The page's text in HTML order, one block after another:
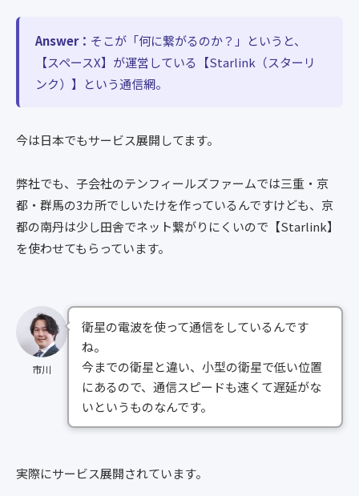
Answer： そこが「何に繋がるのか？」というと、
【スペースX】が運営している【Starlink（スターリ
ンク）】という通信網。
今は日本でもサービス展開してます。
弊社でも、子会社のテンフィールズファームでは三重・京
都・群馬の3カ所でしいたけを作っているんですけども、京
都の南丹は少し田舎でネット繋がりにくいので【Starlink】
を使わせてもらっています。
市川
衛星の電波を使って通信をしているんです
ね。
今までの衛星と違い、小型の衛星で低い位置
にあるので、通信スピードも速くて遅延がな
いというものなんです。
実際にサービス展開されています。